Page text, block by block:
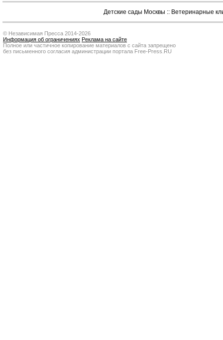
Детские сады Москвы :: Ветеринарные
© Независимая Пресса 2014-2026
Информация об ограничениях Реклама на сайте
Полное или частичное копирование материалов с сайта запрещено
без письменного согласия администрации портала Free-Press.RU